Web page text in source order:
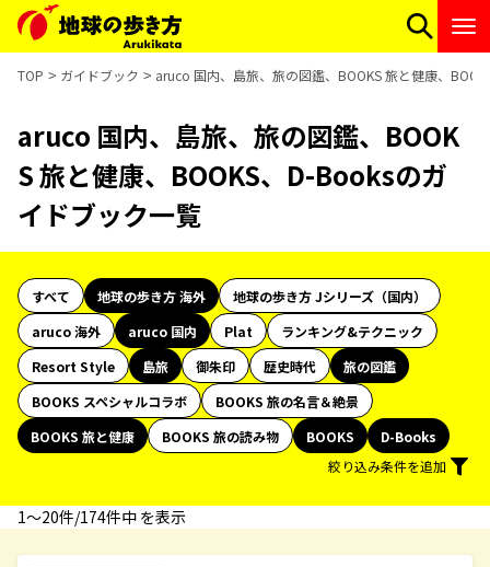
TOP ガイドブック aruco 国内、島旅、旅の図鑑、BOOKS 旅と健康、
aruco 国内、島旅、旅の図鑑、BOOK
S 旅と健康、BOOKS、D-Booksのガ
イドブック一覧
すべて 地球の歩き方 海外
地球の歩き方 Jシリーズ（国内）
aruco 海外
aruco 国内 Plat
ランキング&テクニック
Resort Style
島旅 御朱印 歴史時代
旅の図鑑
BOOKS スペシャルコラボ
BOOKS 旅の名言＆絶景
BOOKS 旅と健康
BOOKS 旅の読み物 BOOKS
D-Books
絞り込み条件を追加
1〜20件/174件中 を表示